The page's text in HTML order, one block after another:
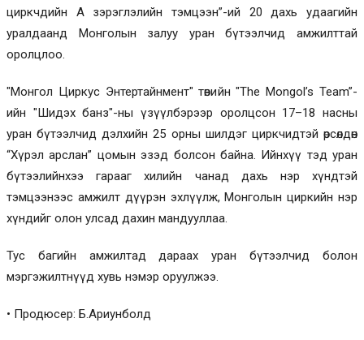
циркчдийн А зэрэглэлийн тэмцээн”-ий 20 дахь удаагийн
уралдаанд Монголын залуу уран бүтээлчид амжилттай
оролцлоо.
"Монгол Циркус Энтертайнмент" төвийн "The Mongol’s Team”-
ийн "Шидэх банз"-ны үзүүлбэрээр оролцсон 17–18 насны
уран бүтээлчид дэлхийн 25 орны шилдэг циркчидтэй өрсөлдөн
“Хүрэл арслан” цомын эзэд болсон байна. Ийнхүү тэд уран
бүтээлийнхээ гарааг хилийн чанад дахь нэр хүндтэй
тэмцээнээс амжилт дүүрэн эхлүүлж, Монголын циркийн нэр
хүндийг олон улсад дахин мандууллаа.
Тус багийн амжилтад дараах уран бүтээлчид болон
мэргэжилтнүүд хувь нэмэр оруулжээ.
• Продюсер: Б.Ариунболд